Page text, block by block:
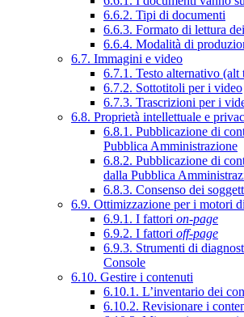
6.6.2. Tipi di documenti
6.6.3. Formato di lettura
6.6.4. Modalità di
6.7. Immagini e video
6.7.1. Testo alternativo
6.7.2. Sottotitoli per i video
6.7.3. Trascrizioni per i
6.8. Proprietà intellettuale e
6.8.1. Pubblicazione di
Pubblica Amministrazione
6.8.2. Pubblicazione di
dalla Pubblica
6.8.3. Consenso dei
6.9. Ottimizzazione per i motori
6.9.1. I fattori on-page
6.9.2. I fattori off-page
6.9.3. Strumenti di
Console
6.10. Gestire i contenuti
6.10.1. L’inventario dei
6.10.2. Revisionare i